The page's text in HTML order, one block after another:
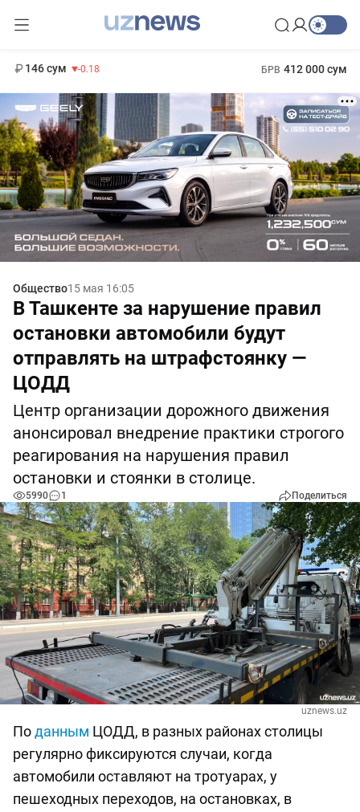
146 сум -0.18 БРВ 412 000 сум
Общество15 мая 16:05
В Ташкенте за нарушение правил
остановки автомобили будут
отправлять на штрафстоянку —
ЦОДД
Центр организации дорожного движения
анонсировал внедрение практики строгого
реагирования на нарушения правил
остановки и стоянки в столице.
5990 1 Поделиться
uznews.uz
Поданным ЦОДД, в разных районах столицы
регулярно фиксируются случаи, когда
автомобили оставляют на тротуарах, у
пешеходных переходов, на остановках, в